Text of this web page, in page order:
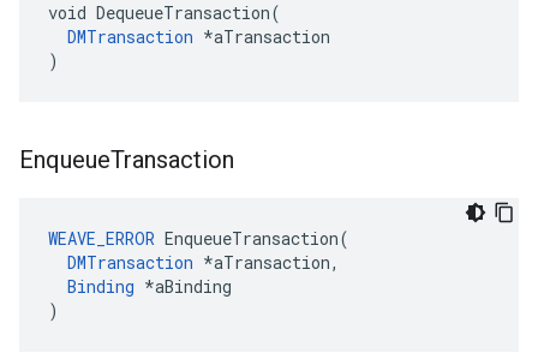
void DequeueTransaction(
DMTransaction *aTransaction
)
EnqueueTransaction
WEAVE_ERROR EnqueueTransaction(
DMTransaction *aTransaction,
Binding *aBinding
)